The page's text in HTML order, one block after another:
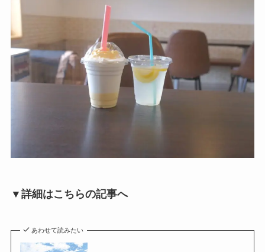
▼詳細はこちらの記事へ
あわせて読みたい